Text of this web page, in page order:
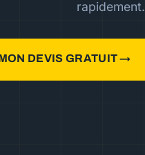
rapidement.
DEVIS GRATUIT →